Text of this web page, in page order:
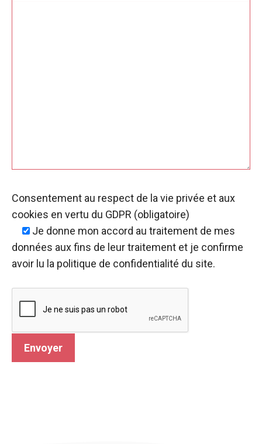
Consentement au respect de la vie privée et aux
cookies en vertu du GDPR (obligatoire)
Je donne mon accord au traitement de mes
données aux fins de leur traitement et je confirme
avoir lu la politique de confidentialité du site.